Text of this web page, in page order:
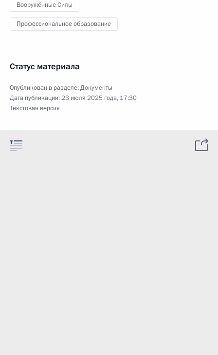
Вооружённые Силы
Профессиональное образование
Статус материала
Опубликован в разделе:Документы
Дата публикации:23 июля 2025 года, 17:30
Текстовая версия